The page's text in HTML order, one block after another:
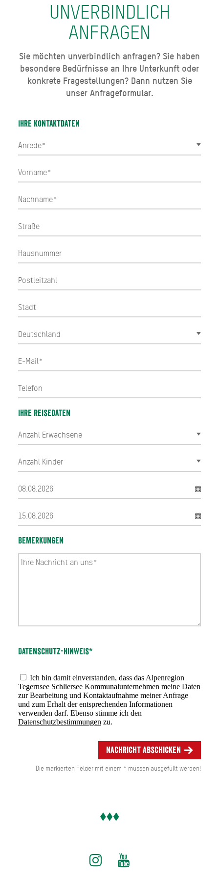
UNVERBINDLICH
ANFRAGEN
Sie möchten unverbindlich anfragen? Sie haben
besondere Bedürfnisse an Ihre Unterkunft oder
konkrete Fragestellungen? Dann nutzen Sie
unser Anfrageformular.
Ihre Kontaktdaten
Ihre Reisedaten
Bemerkungen
Datenschutz-Hinweis*
Ich bin damit einverstanden, dass das Alpenregion
Tegernsee Schliersee Kommunalunternehmen meine Daten
zur Bearbeitung und Kontaktaufnahme meiner Anfrage
und zum Erhalt der entsprechenden Informationen
verwenden darf. Ebenso stimme ich den
Datenschutzbestimmungen zu.
Nachricht abschicken
Die markierten Felder mit einem * müssen ausgefüllt werden!